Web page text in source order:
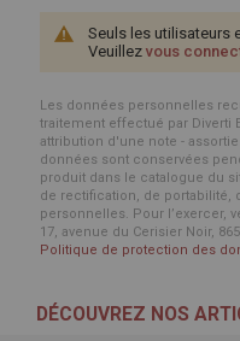
Seuls les utilisateurs
Veuillez vous
Les données personnelles
traitement effectué par Diverti
attribution d'une note -
données sont conservées
produit dans le catalogue du
de rectification, de portabilité,
personnelles. Pour l’exercer,
17, avenue du Cerisier Noir,
Politique de protection des
DÉCOUVREZ NOS